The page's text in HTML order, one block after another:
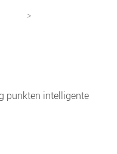
>
punkten intelligente